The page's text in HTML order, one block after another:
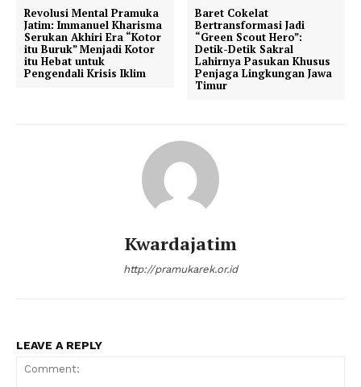
Revolusi Mental Pramuka
Jatim: Immanuel Kharisma
Serukan Akhiri Era “Kotor
itu Buruk” Menjadi Kotor
itu Hebat untuk
Pengendali Krisis Iklim
Baret Cokelat
Bertransformasi Jadi
“Green Scout Hero”:
Detik-Detik Sakral
Lahirnya Pasukan Khusus
Penjaga Lingkungan Jawa
Timur
Kwardajatim
http://pramukarek.or.id
LEAVE A REPLY